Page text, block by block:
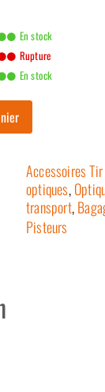
En stock
Rupture
En stock
Accessoires
optiques,
transport,
Pisteurs